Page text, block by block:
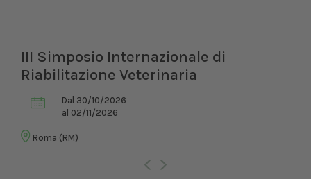
III Simposio Internazionale di
Riabilitazione Veterinaria
Dal 30/10/2026
al 02/11/2026
Roma (RM)